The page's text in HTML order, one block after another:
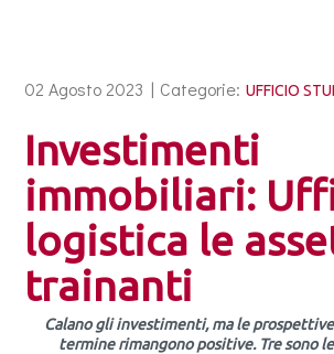
02 Agosto 2023 | Categorie: UFFICIO
Investimenti
immobiliari:
logistica le
trainanti
Calano gli investimenti, ma le
termine rimangono positive. Tre sono